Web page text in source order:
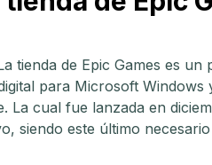
tienda de Epic Games es un
para Microsoft Windows
La cual fue lanzada en
siendo este último